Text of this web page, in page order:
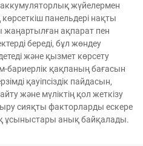
аккумуляторлық жүйелермен
панельдері нақты
ақпарат пен
береді, бұл жөндеу
және қызмет көрсету
қақпаның бағасын
қауіпсіздік пайдасын,
және мүліктің қол жеткізу
сияқты факторларды ескере
анық байқалады.